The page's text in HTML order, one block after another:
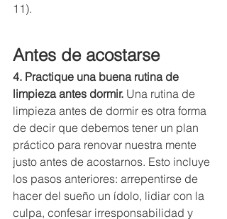
11).
Antes de acostarse
4. Practique una buena rutina de
limpieza antes dormir. Una rutina de
limpieza antes de dormir es otra forma
de decir que debemos tener un plan
práctico para renovar nuestra mente
justo antes de acostarnos. Esto incluye
los pasos anteriores: arrepentirse de
hacer del sueño un ídolo, lidiar con la
culpa, confesar irresponsabilidad y